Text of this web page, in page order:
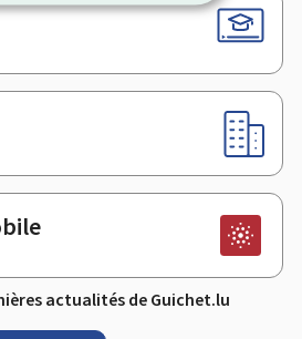
actualités de Guichet.lu